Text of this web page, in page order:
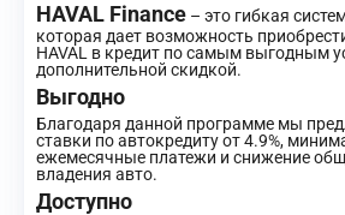
HAVAL Finance – это гибкая
которая дает возможность
HAVAL в кредит по самым выгодным
дополнительной скидкой.
Выгодно
Благодаря данной программе мы
ставки по автокредиту от 4.9%,
ежемесячные платежи и снижение
владения авто.
Доступно